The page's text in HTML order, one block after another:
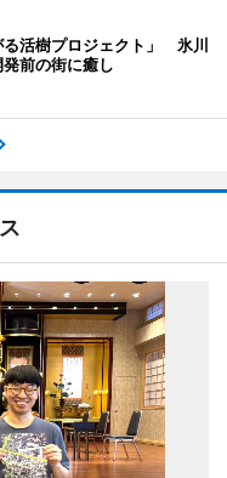
活樹プロジェクト」 氷川
前の街に癒し